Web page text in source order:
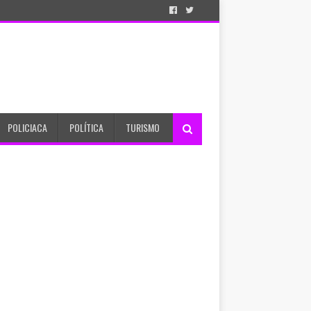
POLICIACA POLÍTICA TURISMO